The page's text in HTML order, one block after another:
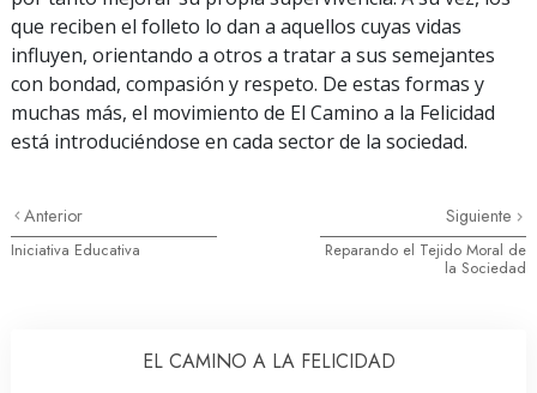
que reciben el folleto lo dan a aquellos cuyas vidas
influyen, orientando a otros a tratar a sus semejantes
con bondad, compasión y respeto. De estas formas y
muchas más, el movimiento de El Camino a la Felicidad
está introduciéndose en cada sector de la sociedad.
Anterior
Iniciativa Educativa
Siguiente
Reparando el Tejido Moral de
la Sociedad
EL CAMINO A LA FELICIDAD